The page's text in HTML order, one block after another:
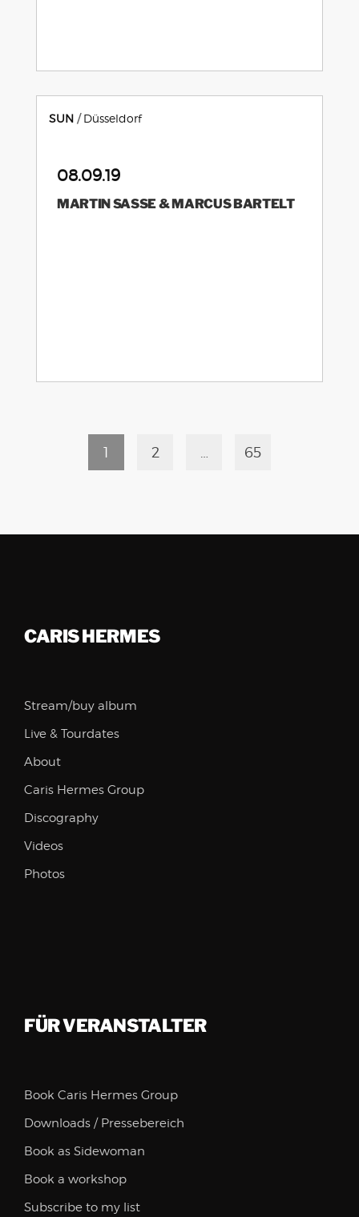
SUN Düsseldorf
08.09.19
MARTIN SASSE & MARCUS BARTELT
1 2 65
CARIS HERMES
Stream/buy album
Live & Tourdates
About
Caris Hermes Group
Discography
Videos
Photos
FÜR VERANSTALTER
Book Caris Hermes Group
Downloads / Pressebereich
Book as Sidewoman
Book a workshop
Subscribe to my list